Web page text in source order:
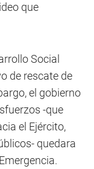
que
Social
de rescate de
el gobierno
-que
el Ejército,
quedara